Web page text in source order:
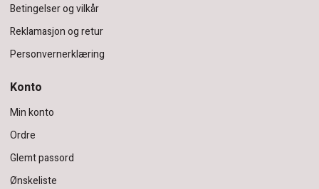
Betingelser og vilkår
Reklamasjon og retur
Personvernerklæring
Konto
Min konto
Ordre
Glemt passord
Ønskeliste